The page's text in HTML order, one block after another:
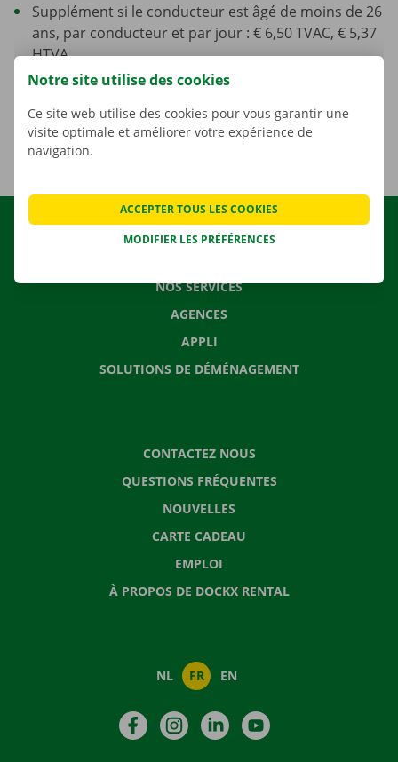
Supplément si le conducteur est âgé de moins de 26
ans, par conducteur et par jour : € 6,50 TVAC, € 5,37
HTVA
Une taxe environnementale unique de 5,89 € HTVA
(soit 7,13 € TVAC) est facturée par location.
LOCATION
NOS SERVICES
AGENCES
APPLI
SOLUTIONS DE DÉMÉNAGEMENT
CONTACTEZ NOUS
QUESTIONS FRÉQUENTES
NOUVELLES
CARTE CADEAU
EMPLOI
À PROPOS DE DOCKX RENTAL
NL FR EN
FacebookInstagramLinkedIn
Notre site utilise des cookies
Ce site web utilise des cookies pour vous garantir une
visite optimale et améliorer votre expérience de
navigation.
MODIFIER LES PRÉFÉRENCES
ACCEPTER TOUS LES COOKIES